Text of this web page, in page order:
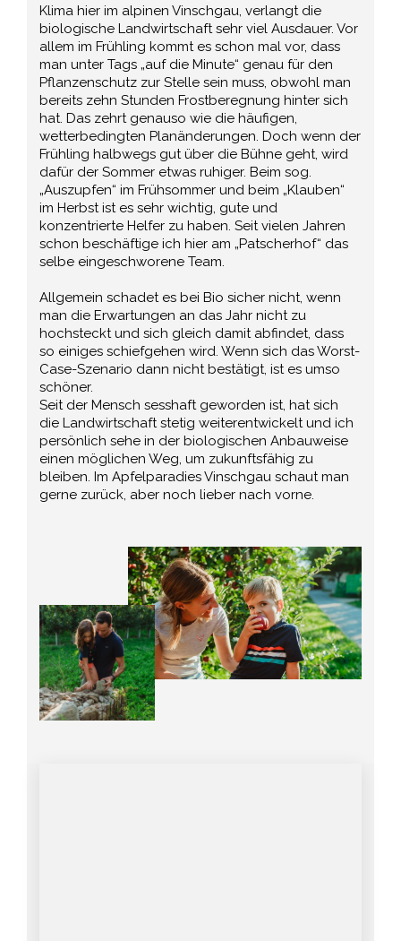
Klima hier im alpinen Vinschgau, verlangt die
biologische Landwirtschaft sehr viel Ausdauer. Vor
allem im Frühling kommt es schon mal vor, dass
man unter Tags „auf die Minute“ genau für den
Pflanzenschutz zur Stelle sein muss, obwohl man
bereits zehn Stunden Frostberegnung hinter sich
hat. Das zehrt genauso wie die häufigen,
wetterbedingten Planänderungen. Doch wenn der
Frühling halbwegs gut über die Bühne geht, wird
dafür der Sommer etwas ruhiger. Beim sog.
„Auszupfen“ im Frühsommer und beim „Klauben“
im Herbst ist es sehr wichtig, gute und
konzentrierte Helfer zu haben. Seit vielen Jahren
schon beschäftige ich hier am „Patscherhof“ das
selbe eingeschworene Team.
Allgemein schadet es bei Bio sicher nicht, wenn
man die Erwartungen an das Jahr nicht zu
hochsteckt und sich gleich damit abfindet, dass
so einiges schiefgehen wird. Wenn sich das Worst-
Case-Szenario dann nicht bestätigt, ist es umso
schöner.
Seit der Mensch sesshaft geworden ist, hat sich
die Landwirtschaft stetig weiterentwickelt und ich
persönlich sehe in der biologischen Anbauweise
einen möglichen Weg, um zukunftsfähig zu
bleiben. Im Apfelparadies Vinschgau schaut man
gerne zurück, aber noch lieber nach vorne.